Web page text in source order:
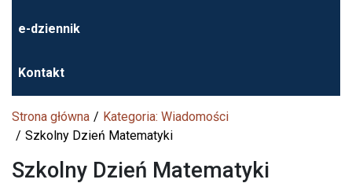
e-dziennik
Kontakt
Strona główna
Kategoria: Wiadomości
Szkolny Dzień Matematyki
Szkolny Dzień Matematyki